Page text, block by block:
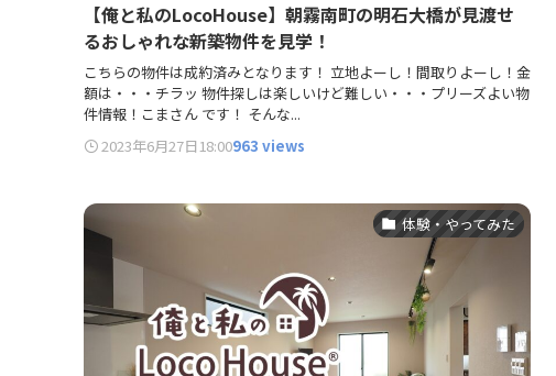
【俺と私のLocoHouse】朝霧南町の明石大橋が見渡せ
るおしゃれな新築物件を見学！
こちらの物件は成約済みとなります！ 立地よーし！間取りよーし！金
額は・・・チラッ 物件探しは楽しいけど難しい・・・プリーズよい物
件情報！こまさん です！ そんな...
2023年6月27日18:00963 views
体験・やってみた